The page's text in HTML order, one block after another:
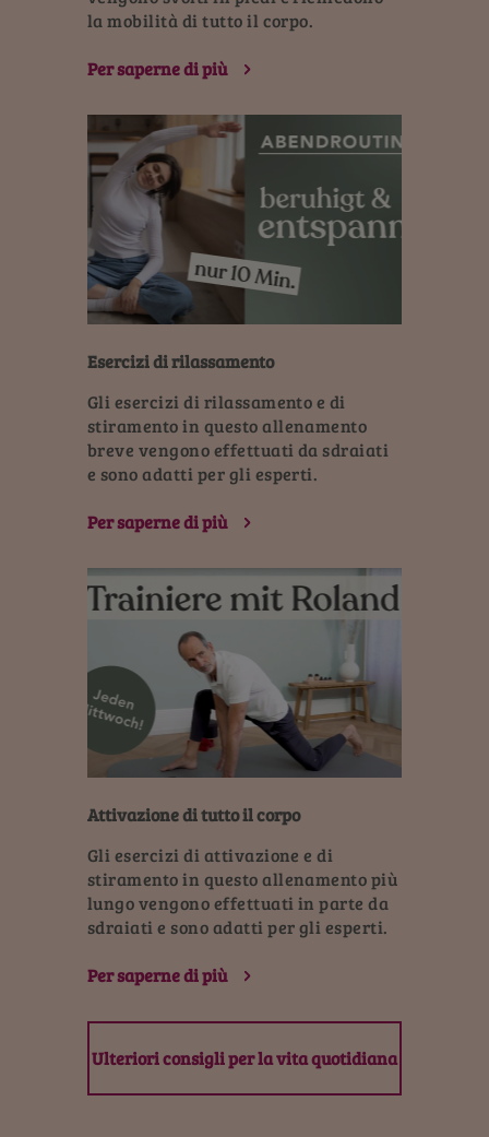
la mobilità di tutto il corpo.
Per saperne di più
Esercizi di rilassamento
Gli esercizi di rilassamento e di
stiramento in questo allenamento
breve vengono effettuati da sdraiati
e sono adatti per gli esperti.
Per saperne di più
Attivazione di tutto il corpo
Gli esercizi di attivazione e di
stiramento in questo allenamento più
lungo vengono effettuati in parte da
sdraiati e sono adatti per gli esperti.
Per saperne di più
Ulteriori consigli per la vita quotidiana